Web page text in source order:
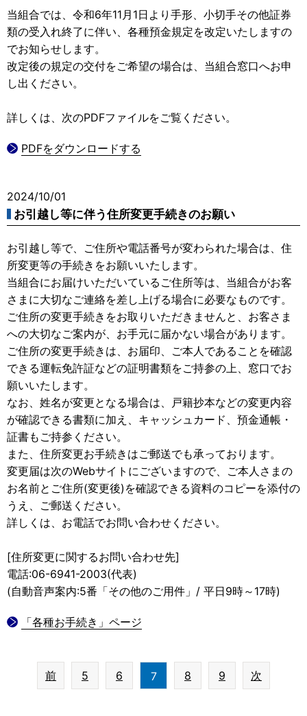
当組合では、令和6年11月1日より手形、小切手その他証券
類の受入れ終了に伴い、各種預金規定を改定いたしますの
でお知らせします。
改定後の規定の交付をご希望の場合は、当組合窓口へお申
し出ください。
詳しくは、次のPDFファイルをご覧ください。
PDFをダウンロードする
2024/10/01
お引越し等に伴う住所変更手続きのお願い
お引越し等で、ご住所や電話番号が変わられた場合は、住
所変更等の手続きをお願いいたします。
当組合にお届けいただいているご住所等は、当組合がお客
さまに大切なご連絡を差し上げる場合に必要なものです。
ご住所の変更手続きをお取りいただきませんと、お客さま
への大切なご案内が、お手元に届かない場合があります。
ご住所の変更手続きは、お届印、ご本人であることを確認
できる運転免許証などの証明書類をご持参の上、窓口でお
願いいたします。
なお、姓名が変更となる場合は、戸籍抄本などの変更内容
が確認できる書類に加え、キャッシュカード、預金通帳・
証書もご持参ください。
また、住所変更お手続きはご郵送でも承っております。
変更届は次のWebサイトにございますので、ご本人さまの
お名前とご住所(変更後)を確認できる資料のコピーを添付の
うえ、ご郵送ください。
詳しくは、お電話でお問い合わせください。
[住所変更に関するお問い合わせ先]
電話:06-6941-2003(代表)
(自動音声案内:5番「その他のご用件」/ 平日9時～17時)
「各種お手続き」ページ
前 5 6 7 8 9 次